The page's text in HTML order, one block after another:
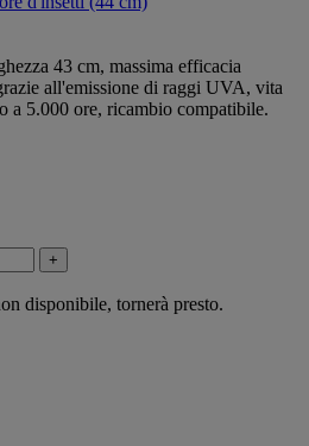
43 cm, massima efficacia
all'emissione di raggi UVA, vita
a 5.000 ore, ricambio compatibile.
+
disponibile, tornerà presto.